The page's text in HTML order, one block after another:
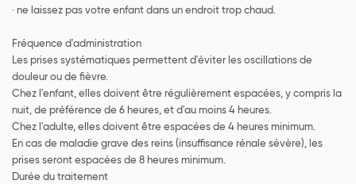
· ne laissez pas votre enfant dans un endroit trop chaud.
Fréquence d'administration
Les prises systématiques permettent d'éviter les oscillations de
douleur ou de fièvre.
Chez l'enfant, elles doivent être régulièrement espacées, y compris la
nuit, de préférence de 6 heures, et d'au moins 4 heures.
Chez l'adulte, elles doivent être espacées de 4 heures minimum.
En cas de maladie grave des reins (insuffisance rénale sévère), les
prises seront espacées de 8 heures minimum.
Durée du traitement